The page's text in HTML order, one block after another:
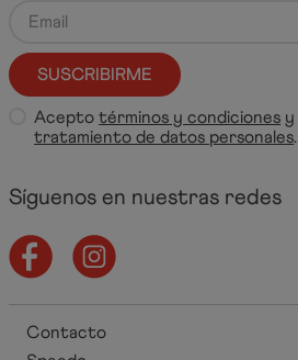
SUSCRIBIRME
Aceptotérminos y condiciones y
tratamiento de datos personales.
Síguenos en nuestras redes
Contacto